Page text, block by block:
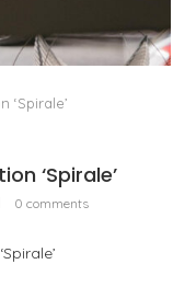
LUMIÈRE
‘Spirale’
‘Spirale’
0 comments